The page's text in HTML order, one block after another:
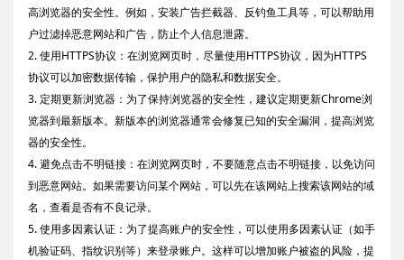
高浏览器的安全性。例如，安装广告拦截器、反钓鱼工具等，可以帮助用
户过滤掉恶意网站和广告，防止个人信息泄露。
2. 使用HTTPS协议：在浏览网页时，尽量使用HTTPS协议，因为HTTPS
协议可以加密数据传输，保护用户的隐私和数据安全。
3. 定期更新浏览器：为了保持浏览器的安全性，建议定期更新Chrome浏
览器到最新版本。新版本的浏览器通常会修复已知的安全漏洞，提高浏览
器的安全性。
4. 避免点击不明链接：在浏览网页时，不要随意点击不明链接，以免访问
到恶意网站。如果需要访问某个网站，可以先在该网站上搜索该网站的域
名，查看是否有不良记录。
5. 使用多因素认证：为了提高账户的安全性，可以使用多因素认证（如手
机验证码、指纹识别等）来登录账户。这样可以增加账户被盗的风险，提